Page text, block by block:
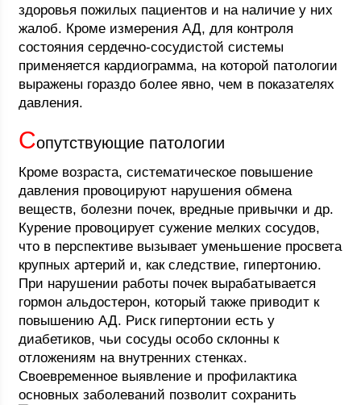
здоровья пожилых пациентов и на наличие у них
жалоб. Кроме измерения АД, для контроля
состояния сердечно-сосудистой системы
применяется кардиограмма, на которой патологии
выражены гораздо более явно, чем в показателях
давления.
Сопутствующие патологии
Кроме возраста, систематическое повышение
давления провоцируют нарушения обмена
веществ, болезни почек, вредные привычки и др.
Курение провоцирует сужение мелких сосудов,
что в перспективе вызывает уменьшение просвета
крупных артерий и, как следствие, гипертонию.
При нарушении работы почек вырабатывается
гормон альдостерон, который также приводит к
повышению АД. Риск гипертонии есть у
диабетиков, чьи сосуды особо склонны к
отложениям на внутренних стенках.
Своевременное выявление и профилактика
основных заболеваний позволит сохранить